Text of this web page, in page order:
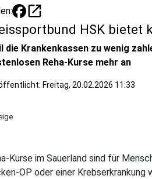
open_in_new
HSK bietet
die Krankenkassen zu wenig
Reha-Kurse mehr an
Freitag, 20.02.2026 11:33
Kurse im Sauerland sind für
OP oder einer